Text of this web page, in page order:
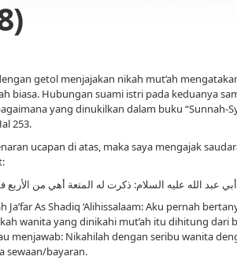
getol menjajakan nikah mut’ah
biasa. Hubungan suami istri pada keduanya
yang dinukilkan dalam buku “Sunnah-
253.
ucapan di atas, maka saya mengajak
عبد الله عليه السلام: ذكرت له المتعة أهي من الأربع
As Shadiq ‘Alihissalaam: Aku pernah
wanita yang dinikahi mut’ah itu dihitung dari
menjawab: Nikahilah dengan seribu wanita
sewaan/bayaran.